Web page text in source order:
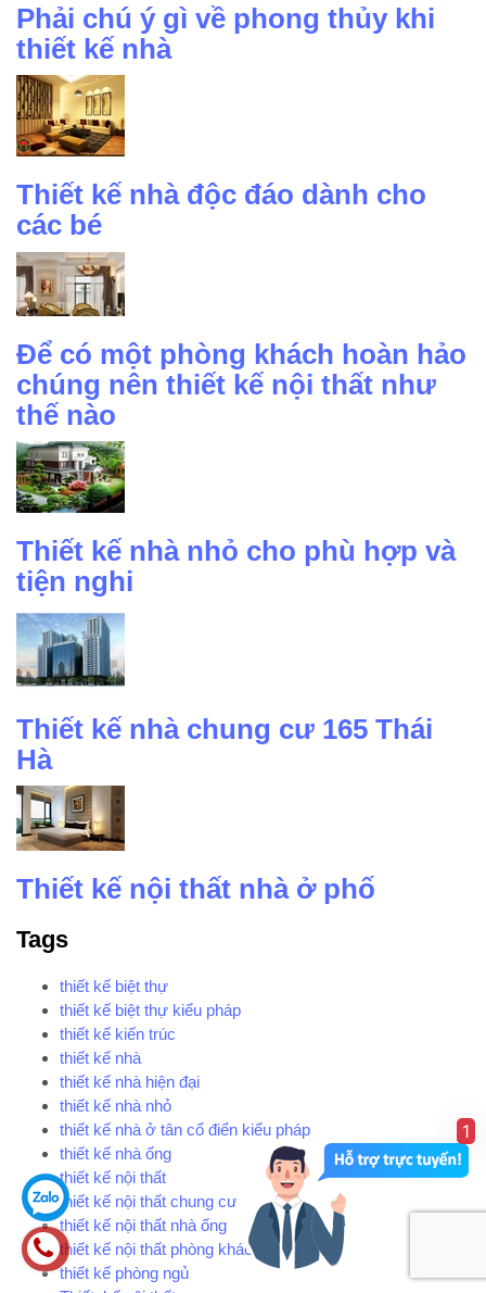
Phải chú ý gì về phong thủy khi
thiết kế nhà
Thiết kế nhà độc đáo dành cho
các bé
Để có một phòng khách hoàn hảo
chúng nên thiết kế nội thất như
thế nào
Thiết kế nhà nhỏ cho phù hợp và
tiện nghi
Thiết kế nhà chung cư 165 Thái
Hà
Thiết kế nội thất nhà ở phố
Tags
thiết kế biệt thự
thiết kế biệt thự kiểu pháp
thiết kế kiến trúc
thiết kế nhà
thiết kế nhà hiện đại
thiết kế nhà nhỏ
thiết kế nhà ở tân cổ điển kiểu pháp
thiết kế nhà ống
thiết kế nội thất
thiết kế nội thất chung cư
thiết kế nội thất nhà ống
thiết kế nội thất phòng khách
thiết kế phòng ngủ
1